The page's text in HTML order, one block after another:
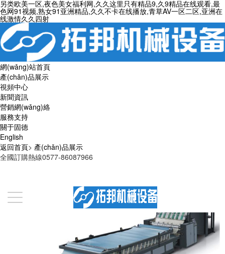
另类欧美一区,夜色美女福利网,久久这里只有精品9,久9精品在线观看,最
色网91视频,熟女91亚洲精品,久久不卡在线播放,青草AV一区二区,亚洲在
线激情久久四射
網(wǎng)站首頁
產(chǎn)品展示
視頻中心
新聞資訊
營銷網(wǎng)絡
服務支持
關于固德
English
返回首頁> 產(chǎn)品展示
全國訂購熱線0577-86087966